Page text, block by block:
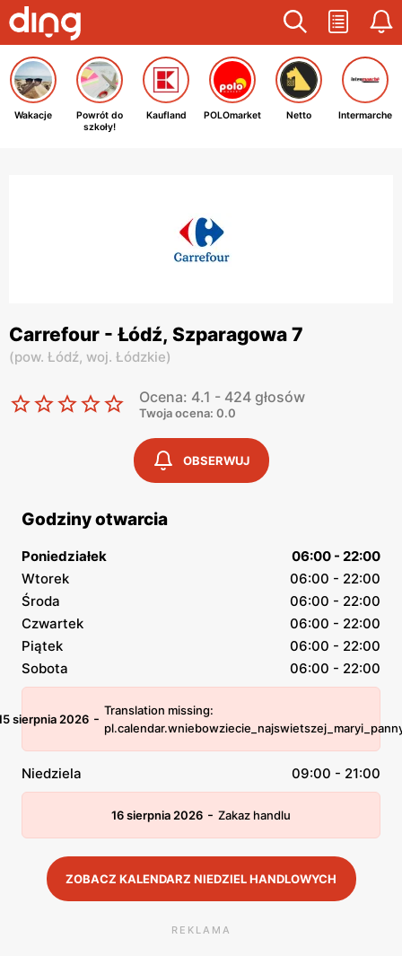
Wakacje
Powrót do
szkoły!
Kaufland POLOmarket Netto Intermarche
Carrefour - Łódź, Szparagowa 7
(pow. Łódź, woj. Łódzkie)
Ocena: 4.1 - 424 głosów
Twoja ocena: 0.0
OBSERWUJ
Godziny otwarcia
Poniedziałek
06:00 - 22:00
Wtorek
06:00 - 22:00
Środa
06:00 - 22:00
Czwartek
06:00 - 22:00
Piątek
06:00 - 22:00
Sobota
06:00 - 22:00
sierpnia 2026 - Translation missing:
Niedziela 09:00 - 21:00
16 sierpnia 2026 - Zakaz handlu
ZOBACZ KALENDARZ NIEDZIEL HANDLOWYCH
REKLAMA